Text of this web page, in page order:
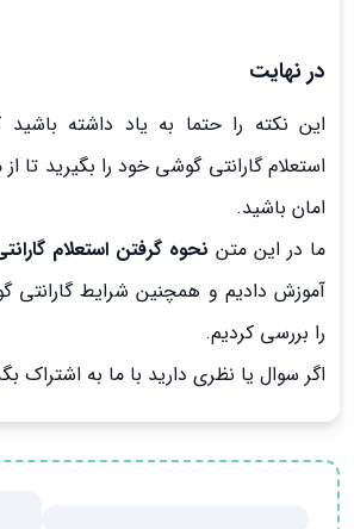
در نهایت
این نکته را حتما به یاد داشته
استعلام گارانتی گوشی خود را بگیرید تا
امان باشید.
ما در این متن نحوه گرفتن استعلام
آموزش دادیم و همچنین شرایط
را بررسی کردیم.
اگر سوال یا نظری دارید با ما به اشتراک